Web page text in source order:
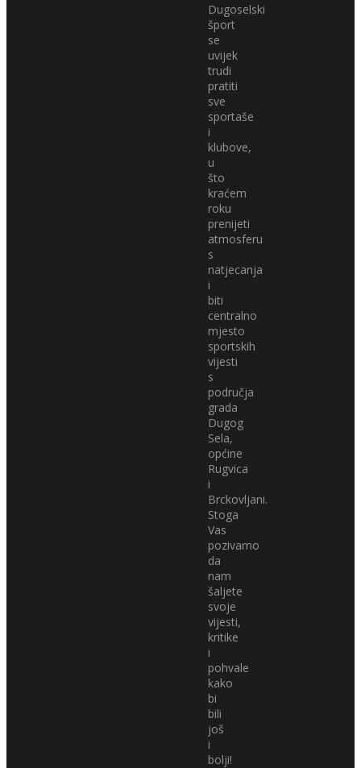
Dugoselski
šport
se
uvijek
trudi
pratiti
sve
sportaše
i
klubove,
u
što
kraćem
roku
prenijeti
atmosferu
s
natjecanja
i
biti
centralno
mjesto
sportskih
vijesti
s
područja
grada
Dugog
Sela,
općine
Rugvica
i
Brckovljani.
Stoga
Vas
pozivamo
da
nam
šaljete
svoje
vijesti,
kritike
i
pohvale
kako
bi
bili
još
i
bolji!